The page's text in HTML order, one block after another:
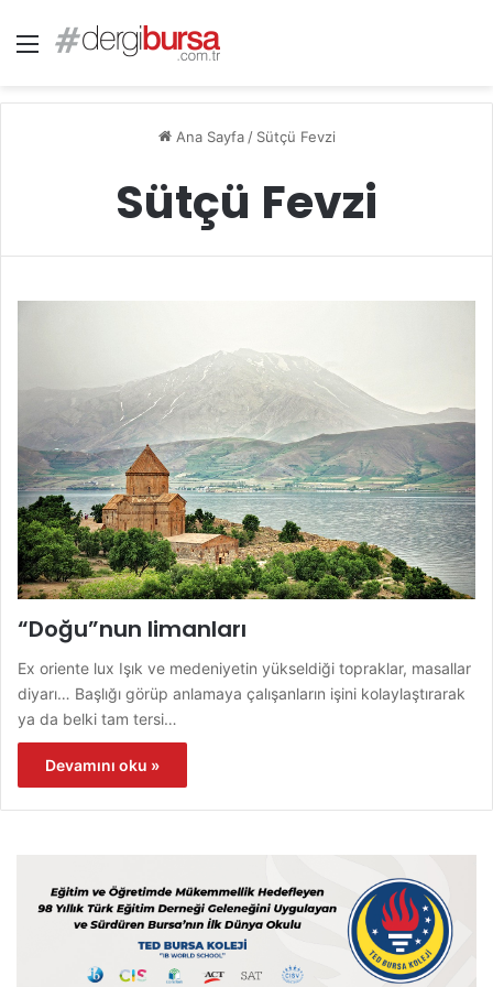
Menü
Ana Sayfa / Sütçü Fevzi
Sütçü Fevzi
“Doğu”nun limanları
Ex oriente lux Işık ve medeniyetin yükseldiği topraklar, masallar
diyarı… Başlığı görüp anlamaya çalışanların işini kolaylaştırarak
ya da belki tam tersi…
Devamını oku »